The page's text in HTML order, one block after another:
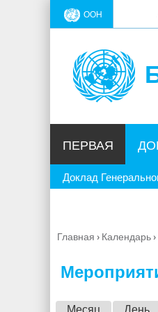
ООН
ПЕРВАЯ
Доклад
Вы
Главная › Календарь›